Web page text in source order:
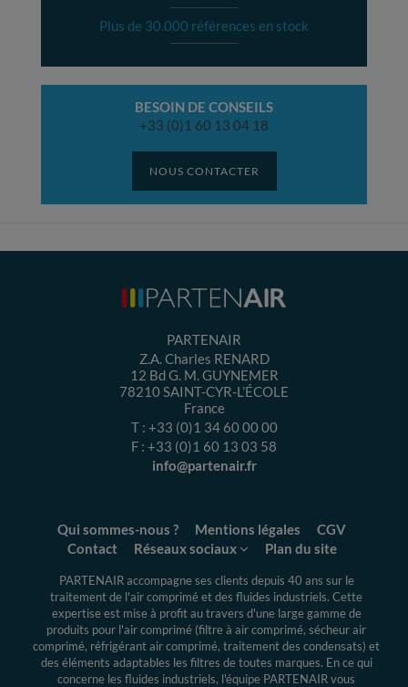
Plus de 30.000 références en stock
BESOIN DE CONSEILS
+33 (0)1 60 13 04 18
NOUS CONTACTER
PARTENAIR
Z.A. Charles RENARD
12 Bd G. M. GUYNEMER
78210SAINT-CYR-L’ÉCOLE
France
T : +33 (0)1 34 60 00 00
F : +33 (0)1 60 13 03 58
info@partenair.fr
Qui sommes-nous ? Mentions légales
CGV
Contact
Réseaux sociaux Plan du site
PARTENAIR accompagne ses clients depuis 40 ans sur le
traitement de l'air comprimé et des fluides industriels. Cette
expertiseest mise à profit au travers d'une large gamme de
produits pour l'air comprimé (filtre à air comprimé, sécheur air
comprimé, réfrigérant air comprimé, traitement des condensats) et
des éléments adaptables les filtres de toutes marques. En ce qui
concerne les fluides industriels, l'équipe PARTENAIR vous